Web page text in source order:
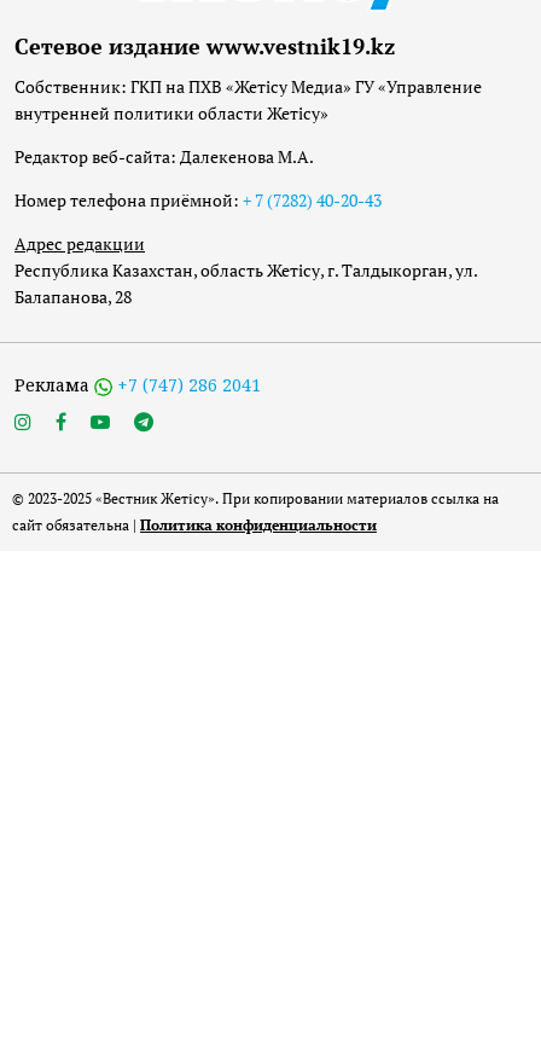
Сетевое издание www.vestnik19.kz
Собственник: ГКП на ПХВ «Жетісу Медиа» ГУ «Управление
внутренней политики области Жетісу»
Редактор веб-сайта: Далекенова М.А.
Номер телефона приёмной: + 7 (7282) 40-20-43
Адрес редакции
Республика Казахстан, область Жетісу, г. Талдыкорган, ул.
Балапанова, 28
Реклама +7 (747) 286 2041
© 2023-2025 «Вестник Жетісу». При копировании материалов ссылка на
сайт обязательна | Политика конфиденциальности